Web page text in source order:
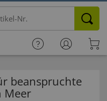
beanspruchte
Meer